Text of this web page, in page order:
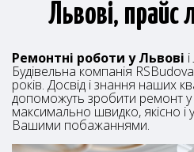
Львові, прайс
Ремонтні роботи у Львові
Будівельна компанія
років. Досвід і знання наших
допоможуть зробити ремонт у
максимально швидко, якісно і у
Вашими побажаннями.